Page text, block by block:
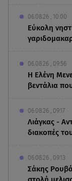
06.08.26 , 10:00
Eύκολη
06.08.26 , 09:56
Η Ελένη
βεντάλια
06.08.26 , 09:17
Λιάγκας -
διακοπές
06.08.26 , 09:13
Σάκης